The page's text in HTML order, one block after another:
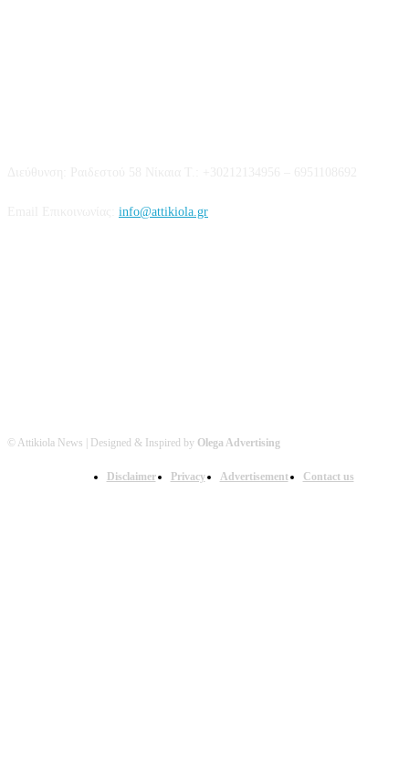
info@attikiola.gr
© Attikiola News | Designed & Inspired by Olega Advertising
Disclaimer Privacy Advertisement Contact us